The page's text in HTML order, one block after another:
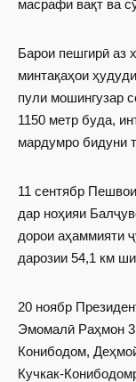
масрафи вақт ва
Барои пешгирӣ аз
минтақаҳои
пули мошингузар
1150 метр буда,
мардумро бидуни
11 сентябр
дар ноҳияи
дорои аҳаммияти
дарозии 54,1 км
20 ноябр
Эмомалӣ Раҳмон 3
Конибодом,
Кучкак-